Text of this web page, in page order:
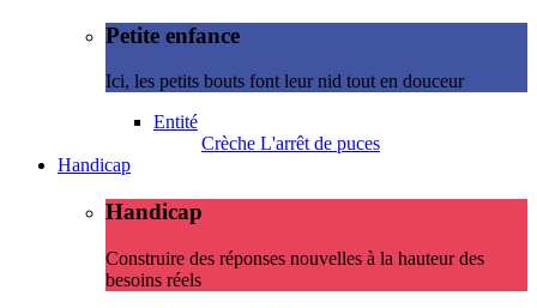
Petite enfance
Ici, les petits bouts font leur nid tout en douceur
Entité
Crèche L'arrêt de puces
Handicap
Handicap
Construire des réponses nouvelles à la hauteur des
besoins réels